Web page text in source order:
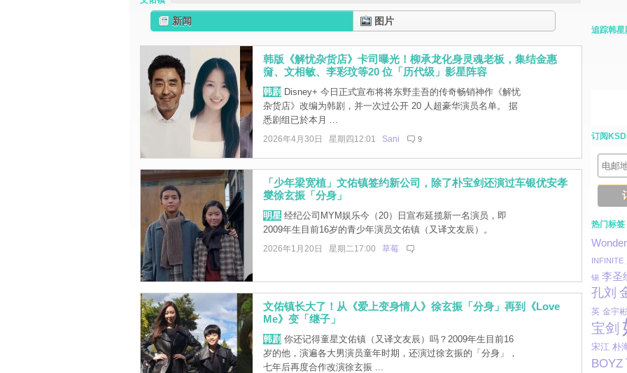
新闻 图片
韩版《解忧杂货店》卡司曝光！柳承龙化身灵魂老板，集结金惠
奫、文相敏、李彩玟等20 位「历代级」影星阵容
韩剧 Disney+ 今日正式宣布将将东野圭吾的传奇畅销神作《解忧
杂货店》改编为韩剧，并一次过公开 20 人超豪华演员名单。 据
悉剧组已於本月 ...
2026年4月30日 星期四12:01 Sani 9
「少年梁宽植」文佑镇签约新公司，除了朴宝剑还演过车银优安孝
燮徐玄振「分身」
明星经纪公司MYM娱乐今（20）日宣布延揽新一名演员，即
2009年生目前16岁的青少年演员文佑镇（又译文友辰）。
2026年1月20日 星期二17:00 草莓
文佑镇长大了！从《爱上变身情人》徐玄振「分身」再到《Love
Me》变「继子」
韩剧 你还记得童星文佑镇（又译文友辰）吗？2009年生目前16
岁的他，演遍各大男演员童年时期，还演过徐玄振的「分身」，
七年后再度合作改演徐玄振 ...
追踪韩星
订阅KSD
热门标签
INFINITE
锡 李圣
孔刘
英 金宇彬
宝剑
宋江 朴
BOYZ